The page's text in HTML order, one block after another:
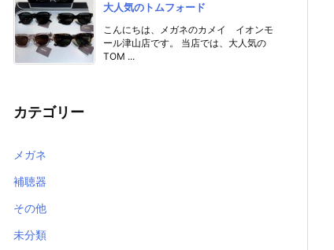
大人気のトムフォード
こんにちは、メガネのカメイ イオンモ
ール津山店です。 当店では、大人気の
TOM ...
カテゴリー
メガネ
補聴器
その他
未分類